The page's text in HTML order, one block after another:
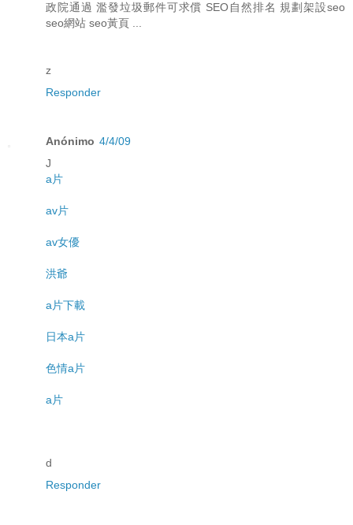
政院通過 濫發垃圾郵件可求償 SEO自然排名 規劃架設seo
seo網站 seo黃頁 ...
z
Responder
Anónimo 4/4/09
J
a片
av片
av女優
洪爺
a片下載
日本a片
色情a片
a片
d
Responder